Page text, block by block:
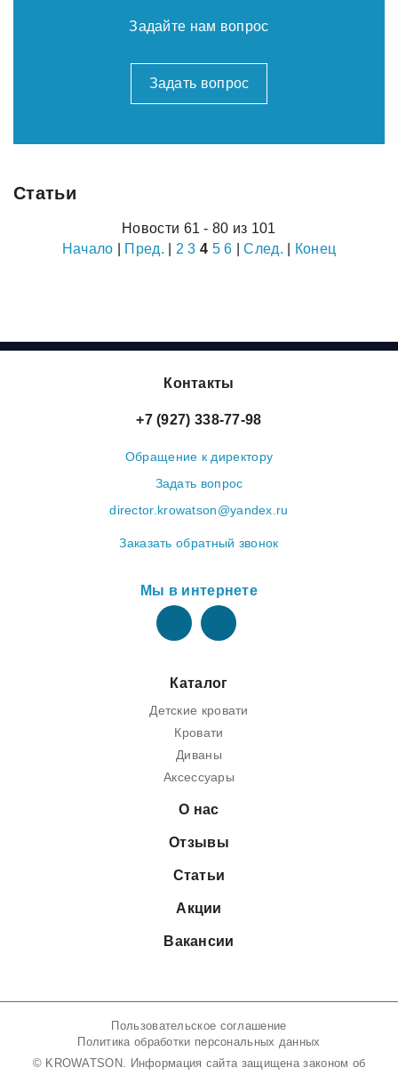
Задайте нам вопрос
Задать вопрос
Статьи
Новости 61 - 80 из 101
Начало
Пред. 2 3 4 5 6 |След. Конец
Контакты
+7 (927) 338-77-98
Обращение к директору
Задать вопрос
director.krowatson@yandex.ru
Заказать обратный звонок
Мы в интернете
Каталог
Детские кровати
Кровати
Диваны
Аксессуары
О нас
Отзывы
Статьи
Акции
Вакансии
Пользовательское соглашение
Политика обработки персональных данных
© KROWATSON. Информация сайта защищена законом об